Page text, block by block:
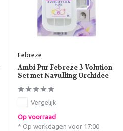
Febreze
Ambi Pur Febreze 3 Volution
Set met Navulling Orchidee
Vergelijk
Op voorraad
* Op werkdagen voor 17:00